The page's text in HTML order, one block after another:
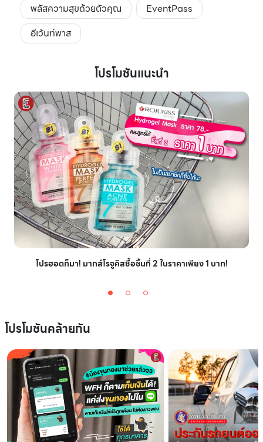
พลัสความสุขด้วยตัวคุณ
EventPass
อีเว้นท์พาส
โปรโมชันแนะนำ
โปรฮอตก็มา! มากส์โรจูคิสซื้อชิ้นที่ 2 ในราคาเพียง 1 บาท!
โปรโมชันคล้ายกัน